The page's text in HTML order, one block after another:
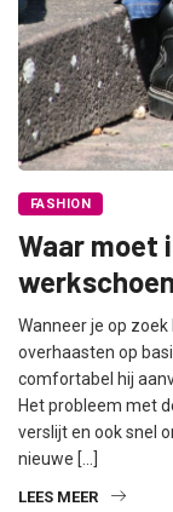
FASHION
Waar moet
Wanneer je op
overhaasten op
comfortabel hij
Het probleem met
verslijt en ook snel
nieuwe […]
LEES MEER